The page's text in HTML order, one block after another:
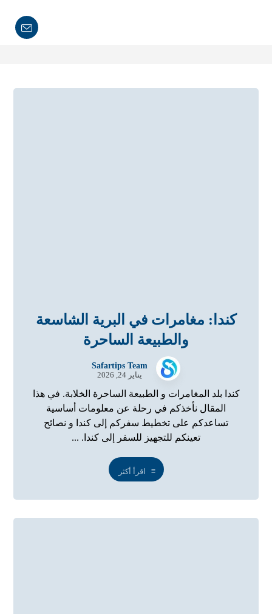
كندا: مغامرات في البرية الشاسعة
والطبيعة الساحرة
Safartips Team
يناير 24, 2026
كندا بلد المغامرات و الطبيعة الساحرة الخلابة. في هذا
المقال نأخذكم في رحلة عن معلومات أساسية
تساعدكم على تخطيط سفركم إلى كندا و نصائح
تعينكم للتجهيز للسفر إلى كندا. ...
اقرأ أكثر